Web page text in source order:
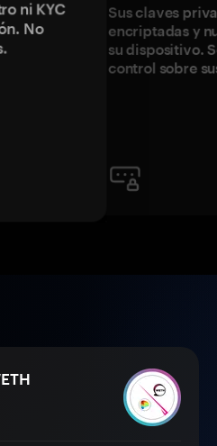
ni KYC
No
Sus claves
encriptadas y
su dispositivo.
control sobre